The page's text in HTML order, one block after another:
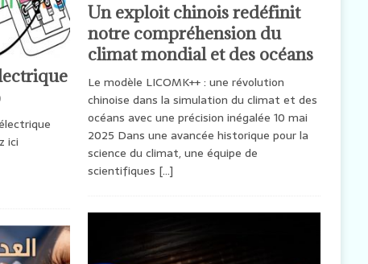
ici
Un exploit chinois redéfinit
notre compréhension du
climat mondial et des océans
Le modèle LICOMK++ : une révolution
chinoise dans la simulation du climat et des
océans avec une précision inégalée 10 mai
2025 Dans une avancée historique pour la
science du climat, une équipe de
scientifiques […]